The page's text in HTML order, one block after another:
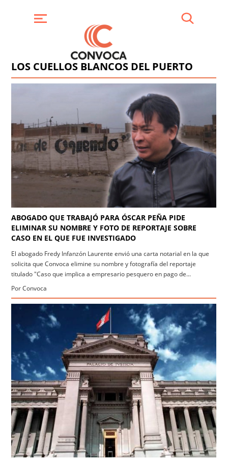
LOS CUELLOS BLANCOS DEL PUERTO
ABOGADO QUE TRABAJÓ PARA ÓSCAR PEÑA PIDE
ELIMINAR SU NOMBRE Y FOTO DE REPORTAJE SOBRE
CASO EN EL QUE FUE INVESTIGADO
El abogado Fredy Infanzón Laurente envió una carta notarial en la que
solicita que Convoca elimine su nombre y fotografía del reportaje
titulado "Caso que implica a empresario pesquero en pago de...
Por Convoca